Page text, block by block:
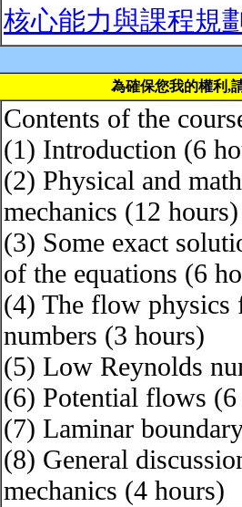
核心能力與課程規
為確保您我的權利,
Contents of the
(1) Introduction (6
(2) Physical and
mechanics (12 hours)
(3) Some exact
of the equations (6
(4) The flow physics
numbers (3 hours)
(5) Low Reynolds
(6) Potential flows
(7) Laminar
(8) General
mechanics (4 hours)